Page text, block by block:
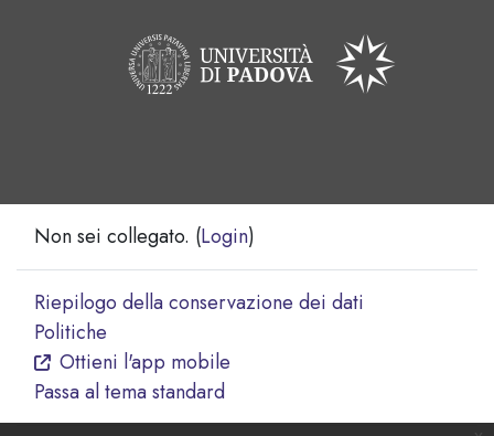
Non sei collegato. (Login)
Riepilogo della conservazione dei dati
Politiche
Ottieni l'app mobile
Passa al tema standard